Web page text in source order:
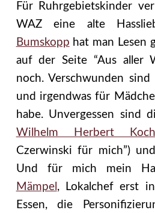
Für Ruhrgebietskinder
WAZ eine alte
Bumskopp hat man Lesen
auf der Seite “Aus aller
noch. Verschwunden sind
und irgendwas für
habe. Unvergessen sind
Wilhelm Herbert Koch
Czerwinski für mich”) und
Und für mich mein
Mämpel , Lokalchef erst
Essen, die